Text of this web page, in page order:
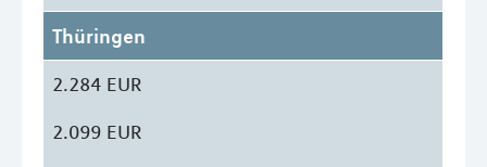
Thüringen
2.284 EUR
2.099 EUR